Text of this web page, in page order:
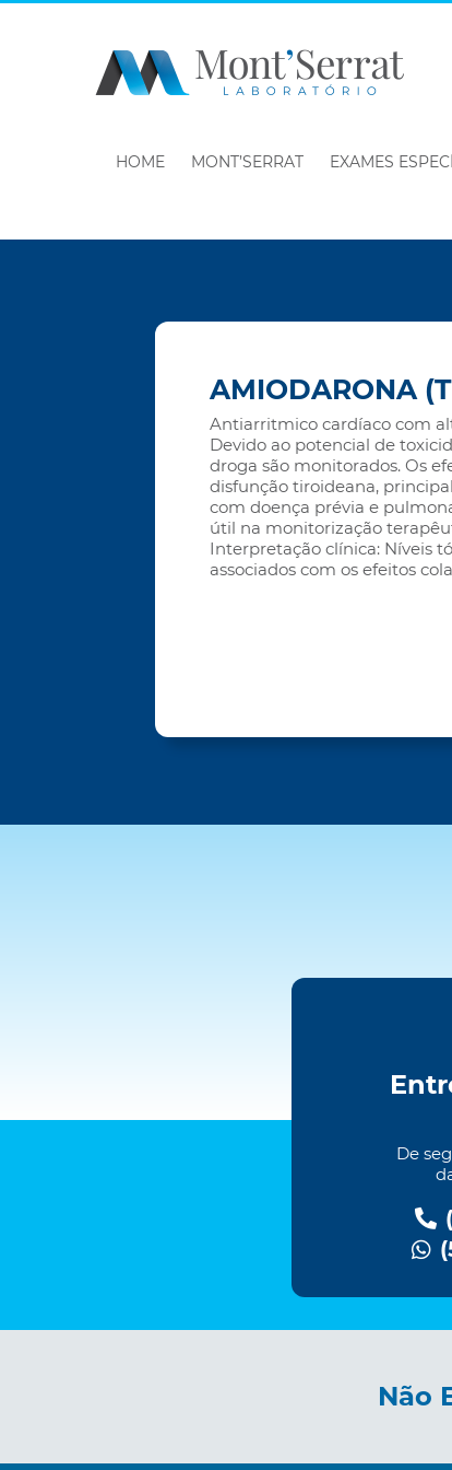
HOME MONT’SERRAT EXAMES
AMIODARONA
Antiarritmico cardíaco com
Devido ao potencial de
droga são monitorados. Os
disfunção tiroideana,
com doença prévia e
útil na monitorização
Interpretação clínica: Níveis
associados com os efeitos
De
Não